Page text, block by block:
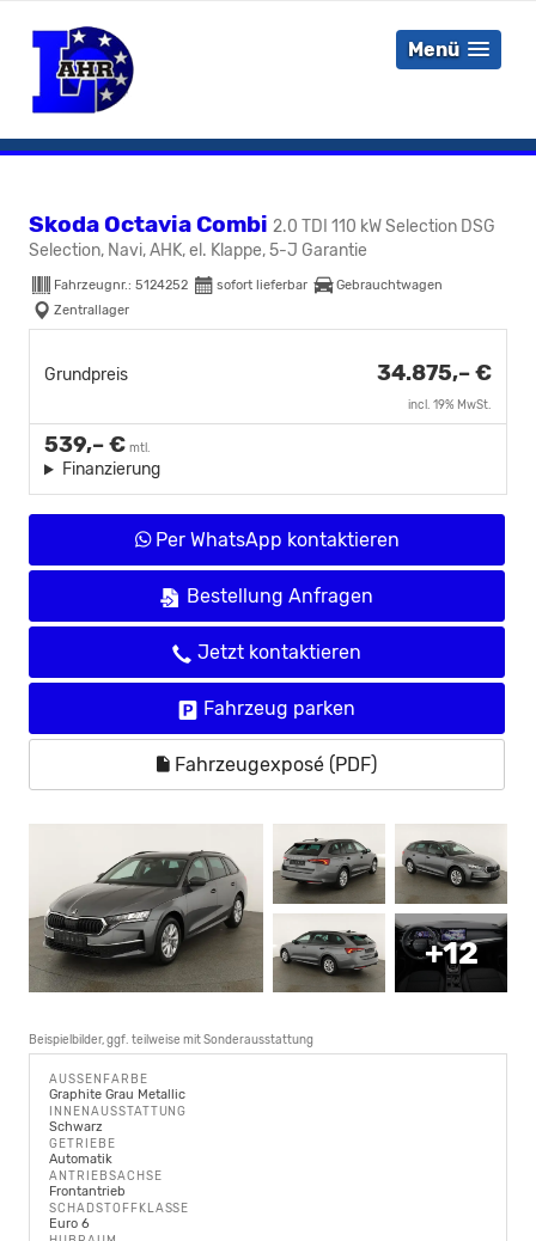
Menü
Skoda Octavia Combi 2.0 TDI 110 kW Selection DSG
Selection, Navi, AHK, el. Klappe, 5-J Garantie
Fahrzeugnr.: 5124252 sofort lieferbar
Gebrauchtwagen
Zentrallager
Grundpreis 34.875,– €
incl. 19% MwSt.
539,– € mtl.
Finanzierung
Per WhatsApp kontaktieren
Bestellung Anfragen
Jetzt kontaktieren
Fahrzeug parken
Fahrzeugexposé (PDF)
+12
Beispielbilder, ggf. teilweise mit Sonderausstattung
AUSSENFARBE
Graphite Grau Metallic
INNENAUSSTATTUNG
Schwarz
GETRIEBE
Automatik
ANTRIEBSACHSE
Frontantrieb
SCHADSTOFFKLASSE
Euro 6